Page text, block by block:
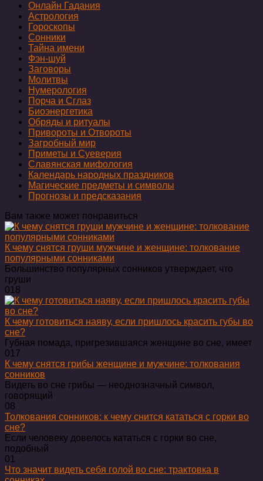
Онлайн Гадания
Астрология
Гороскопы
Сонники
Тайна имени
Фэн-шуй
Заговоры
Молитвы
Нумерология
Порча и Сглаз
Биоэнергетика
Обряды и ритуалы
Привороты и Отвороты
Загробный мир
Приметы и Суеверия
Славянская мифология
Календарь народных праздников
Магические предметы и символы
Прогнозы и предсказания
Вам также может понравиться
К чему снятся груши мужчине и женщине: толкование
популярными сонниками
Большинство популярных сонников утверждает, что
груши
018
К чему готовиться наяву, если пришлось красить губы во
сне?
Губная помада, пригрезившаяся женщине во сне, имеет
017
К чему снятся грибы женщине и мужчине: толкования
сонников
Видеть во сне грибы — неоднозначный символ,
говорящий
08
Толкования сонников: к чему снится кататься с горки во
сне?
Если человеку довелось кататься с горки во сне,
подобный
01
Что значит видеть себя голой во сне: трактовка в